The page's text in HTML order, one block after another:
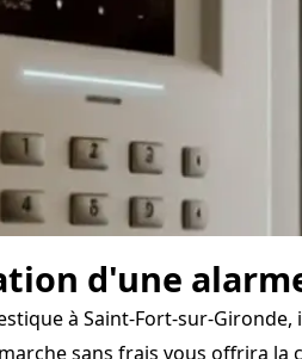
d'une
à Saint-Fort-sur-
sans frais vous offrira la